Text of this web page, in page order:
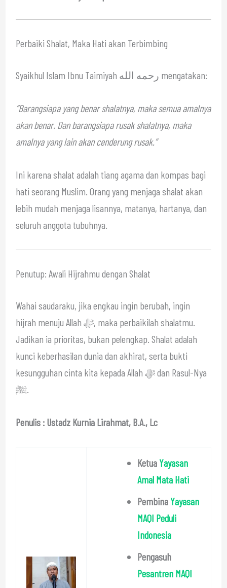
Perbaiki Shalat, Maka Hati akan Terbimbing
Syaikhul Islam Ibnu Taimiyah رحمه الله mengatakan:
“Barangsiapa yang benar shalatnya, maka semua amalnya
akan benar. Dan barangsiapa rusak shalatnya, maka
amalnya yang lain akan cenderung rusak.”
Ini karena shalat adalah tiang agama dan kompas bagi
hati seorang Muslim. Orang yang menjaga shalat akan
lebih mudah menjaga lisannya, matanya, hartanya, dan
seluruh anggota tubuhnya.
Penutup: Awali Hijrahmu dengan Shalat
Wahai saudaraku, jika engkau ingin berubah, ingin
hijrah menuju Allah ﷻ, maka perbaikilah shalatmu.
Jadikan ia prioritas, bukan pelengkap. Shalat adalah
kunci keberhasilan dunia dan akhirat, serta bukti
kesungguhan cinta kita kepada Allah ﷻ dan Rasul-Nya
ﷺ.
Penulis : Ustadz Kurnia Lirahmat, B.A., Lc
Ketua Yayasan
Amal Mata Hati
Pembina Yayasan
MAQI Peduli
Indonesia
Pengasuh
Pesantren MAQI